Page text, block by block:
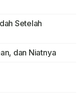
Setelah
dan Niatnya